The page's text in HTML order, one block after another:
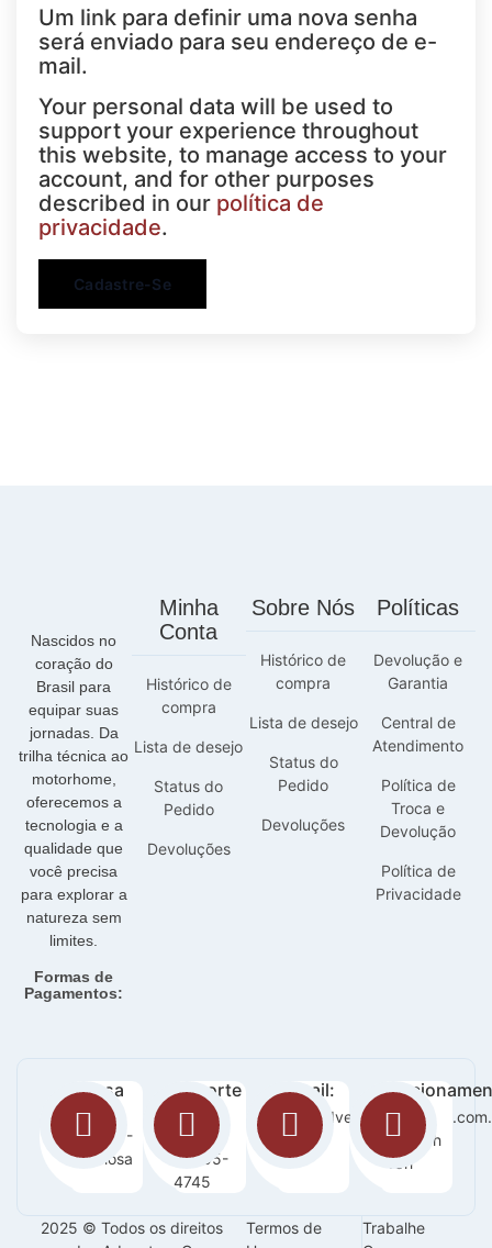
Um link para definir uma nova senha
será enviado para seu endereço de e-
mail.
Your personal data will be used to
support your experience throughout
this website, to manage access to your
account, and for other purposes
described in our política de
privacidade.
Cadastre-Se
Nascidos no
coração do
Brasil para
equipar suas
jornadas. Da
trilha técnica ao
motorhome,
oferecemos a
tecnologia e a
qualidade que
você precisa
para explorar a
natureza sem
limites.
Formas de
Pagamentos:
Minha
Conta
Histórico de
compra
Lista de desejo
Status do
Pedido
Devoluções
Sobre Nós
Histórico de
compra
Lista de desejo
Status do
Pedido
Devoluções
Políticas
Devolução e
Garantia
Central de
Atendimento
Política de
Troca e
Devolução
Política de
Privacidade
Nossa
loja:
Orla 14 -
Graciosa
Suporte
:
63
99255-
4745
E-mail:
Seg -
Sab / 8h
-18h
2025 © Todos os direitos
Termos de
Trabalhe